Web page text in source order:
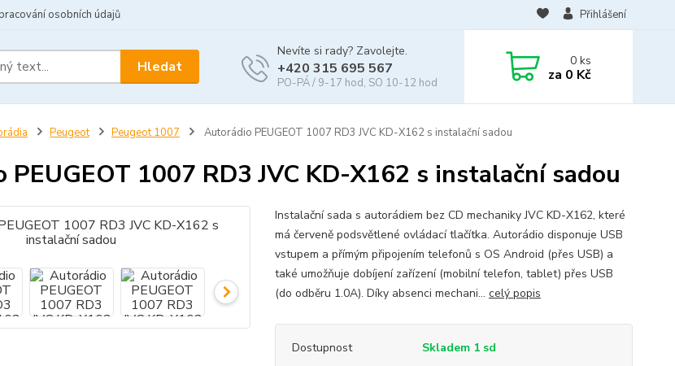
osobních údajů Přihlášení
Hledat
Nevíte si rady? Zavolejte.
+420 315 695 567
PO-PÁ / 9-17 hod, SO 10-12 hod
0ks
za 0 Kč
Peugeot Peugeot 1007 Autorádio PEUGEOT 1007 RD3 JVC KD-X162 s instalační sadou
1007 RD3 JVC KD-X162 s instalační sadou
Instalační sada s autorádiem bez CD mechaniky JVC KD-X162, které
má červeně podsvětlené ovládací tlačítka. Autorádio disponuje USB
vstupem a přímým připojením telefonů s OS Android (přes USB) a
také umožňuje dobíjení zařízení (mobilní telefon, tablet) přes USB
(do odběru 1.0A). Díky absenci mechani... celý popis
Dostupnost
Skladem 1 sd